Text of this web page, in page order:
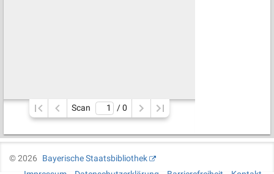
Scan / 0
©2026
Bayerische Staatsbibliothek